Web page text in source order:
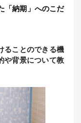
「納期」へのこだ
ることのできる機
や背景について教